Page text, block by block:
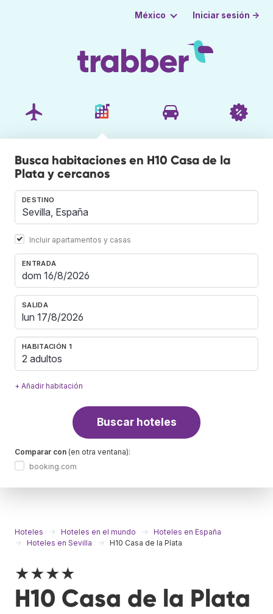
México Iniciar sesión →
Busca habitaciones en H10 Casa de la
Plata y cercanos
DESTINO
Incluir apartamentos y casas
ENTRADA
SALIDA
HABITACIÓN 1
2 adultos
+ Añadir habitación
Buscar hoteles
Comparar con (en otra ventana):
booking.com
Hoteles Hoteles en el mundo
Hoteles en España
Hoteles en Sevilla
H10 Casa de la Plata
★★★★
H10 Casa de la Plata